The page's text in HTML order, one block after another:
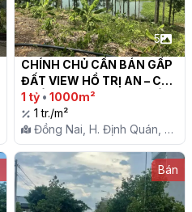
5
CHÍNH CHỦ CẦN BÁN GẤP
ĐẤT VIEW HỒ TRỊ AN – CỰC
PHẨM NGHỈ DƯỠNG - ĐẦU
TƯ GIÁ 1 TỶ/ 1000M2
1 tỷ • 1000m²
1 tr./m²
Đồng Nai, H. Định Quán, Tt.
Định Quán
Bán